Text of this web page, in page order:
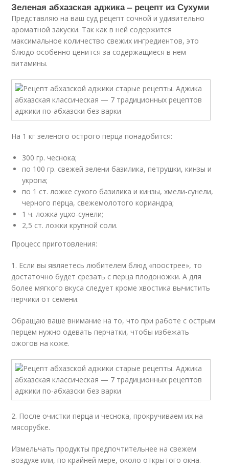
Зеленая абхазская аджика – рецепт из Сухуми
Представляю на ваш суд рецепт сочной и удивительно
ароматной закуски. Так как в ней содержится
максимальное количество свежих ингредиентов, это
блюдо особенно ценится за содержащиеся в нем
витамины.
На 1 кг зеленого острого перца понадобится:
300 гр. чеснока;
по 100 гр. свежей зелени базилика, петрушки, кинзы и
укропа;
по 1 ст. ложке сухого базилика и кинзы, хмели-сунели,
черного перца, свежемолотого кориандра;
1 ч. ложка уцхо-сунели;
2,5 ст. ложки крупной соли.
Процесс приготовления:
1. Если вы являетесь любителем блюд «поострее», то
достаточно будет срезать с перца плодоножки. А для
более мягкого вкуса следует кроме хвостика вычистить
перчики от семени.
Обращаю ваше внимание на то, что при работе с острым
перцем нужно одевать перчатки, чтобы избежать
ожогов на коже.
2. После очистки перца и чеснока, прокручиваем их на
мясорубке.
Измельчать продукты предпочтительнее на свежем
воздухе или, по крайней мере, около открытого окна.